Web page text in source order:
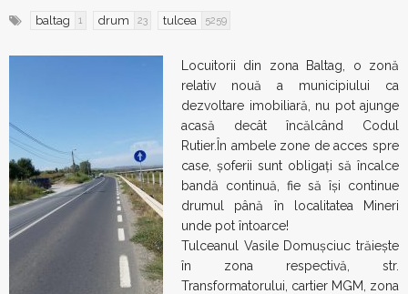
baltag 1 drum 23 tulcea 5259
Locuitorii din zona Baltag, o zonă
relativ nouă a municipiului ca
dezvoltare imobiliară, nu pot ajunge
acasă decât încălcând Codul
Rutier.În ambele zone de acces spre
case, şoferii sunt obligaţi să încalce
bandă continuă, fie să îşi continue
drumul până în localitatea Mineri
unde pot întoarce!
Tulceanul Vasile Domușciuc trăieşte
în zona respectivă, str.
Transformatorului, cartier MGM, zona